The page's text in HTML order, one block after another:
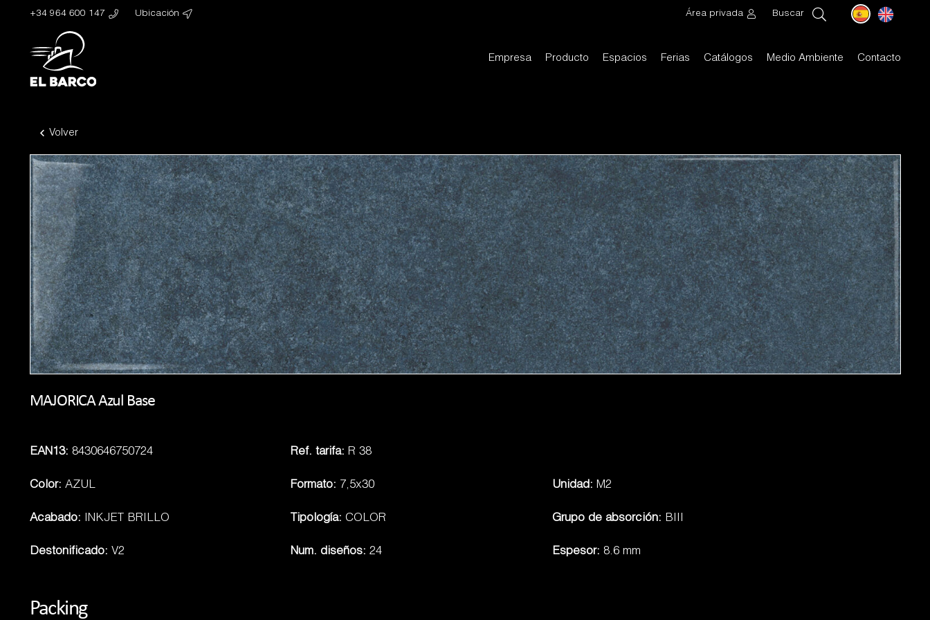
+34 964 600 147 Ubicación Área privada Buscar
Empresa Producto Espacios Ferias Catálogos Medio Ambiente Contacto
Volver
MAJORICA Azul Base
EAN13: 8430646750724 Ref. tarifa:R 38
Color: AZUL Formato: 7,5x30 Unidad: M2
Acabado: INKJET BRILLO Tipología:COLOR Grupo de absorción: BIII
Destonificado: V2 Num. diseños:24 Espesor: 8.6 mm
Packing